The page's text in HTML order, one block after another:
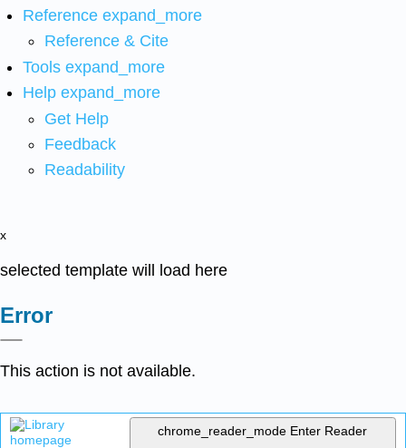
Reference expand_more
Reference & Cite
Tools expand_more
Help expand_more
Get Help
Feedback
Readability
x
selected template will load here
Error
This action is not available.
chrome_reader_mode Enter Reader